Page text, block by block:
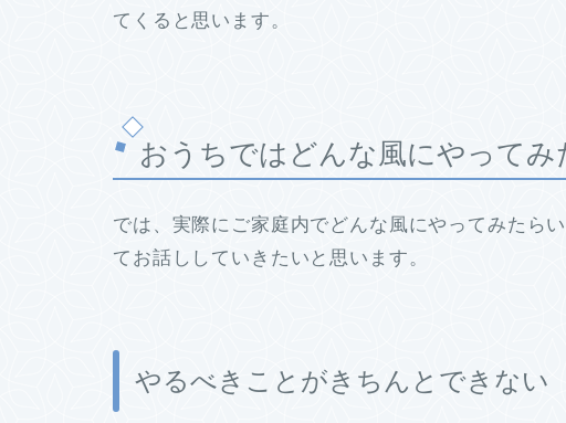
てくると思います。
おうちではどんな風にやってみ
では、実際にご家庭内でどんな風にやってみたら
てお話ししていきたいと思います。
やるべきことがきちんとできない